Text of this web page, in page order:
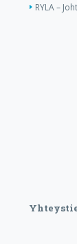
RYLA –